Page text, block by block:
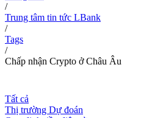
/
Trung tâm tin tức LBank
/
Tags
/
Chấp nhận Crypto ở Châu Âu
Tất cả
Thị trường Dự đoán